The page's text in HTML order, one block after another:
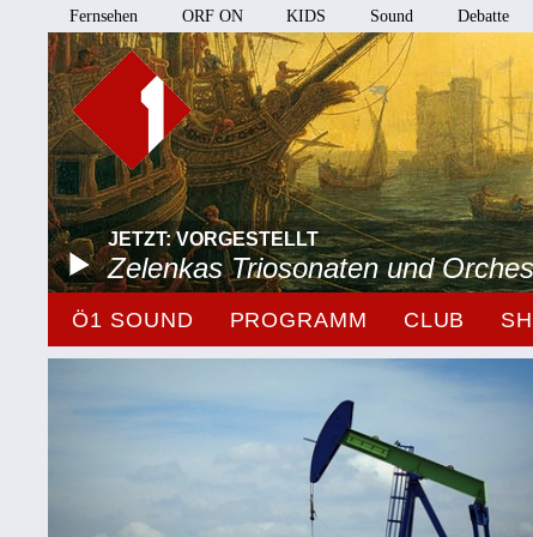
Fernsehen ORF ON KIDS Sound Debatte
JETZT: VORGESTELLT
Zelenkas Triosonaten und
Ö1 SOUND PROGRAMM CLUB